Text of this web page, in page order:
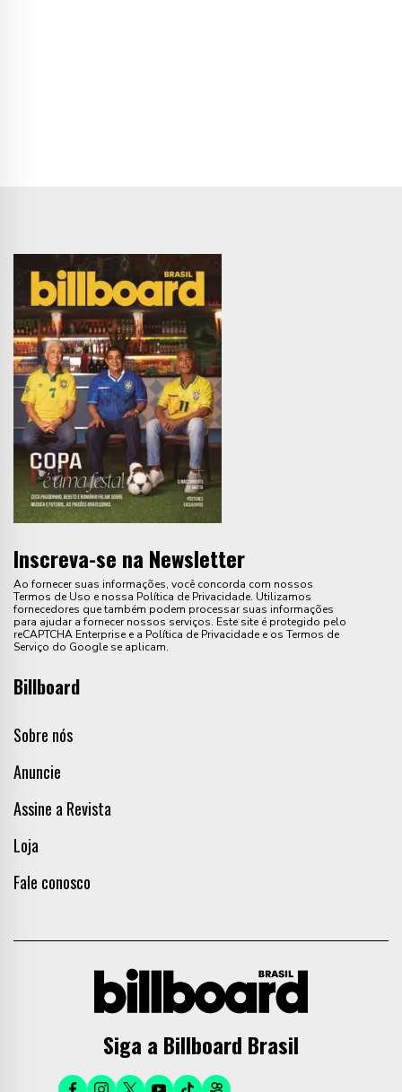
Inscreva-se na Newsletter
Ao fornecer suas informações, você concorda com nossos
Termos de Uso e nossa Política de Privacidade. Utilizamos
fornecedores que também podem processar suas informações
para ajudar a fornecer nossos serviços. Este site é protegido pelo
reCAPTCHA Enterprise e a Política de Privacidade e os Termos de
Serviço do Google se aplicam.
Billboard
Sobre nós
Anuncie
Assine a Revista
Loja
Fale conosco
Siga a Billboard Brasil